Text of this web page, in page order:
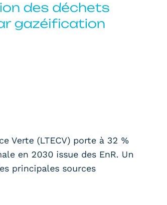
des déchets
gazéification
Verte (LTECV) porte à 32 %
en 2030 issue des EnR. Un
principales sources